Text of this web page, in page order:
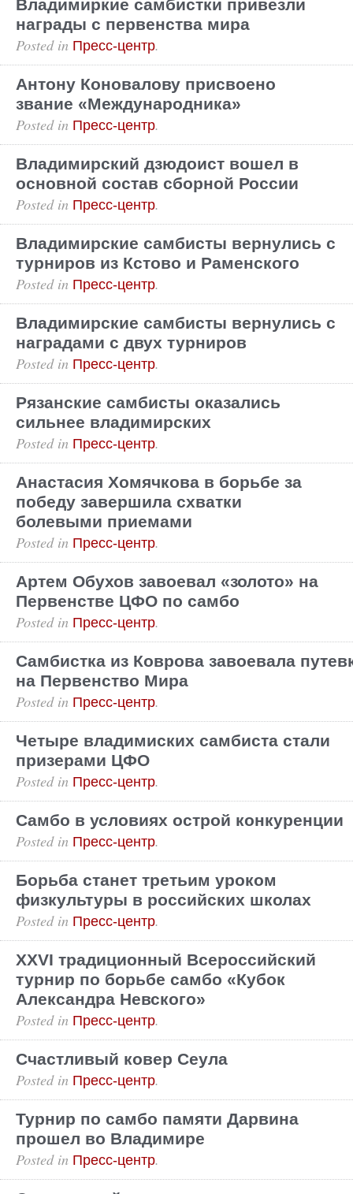
Владимиркие самбистки привезли
награды с первенства мира
Posted in Пресс-центр.
Антону Коновалову присвоено
звание «Международника»
Posted in Пресс-центр.
Владимирский дзюдоист вошел в
основной состав сборной России
Posted in Пресс-центр.
Владимирские самбисты вернулись с
турниров из Кстово и Раменского
Posted in Пресс-центр.
Владимирские самбисты вернулись с
наградами с двух турниров
Posted in Пресс-центр.
Рязанские самбисты оказались
сильнее владимирских
Posted in Пресс-центр.
Анастасия Хомячкова в борьбе за
победу завершила схватки
болевыми приемами
Posted in Пресс-центр.
Артем Обухов завоевал «золото» на
Первенстве ЦФО по самбо
Posted in Пресс-центр.
Самбистка из Коврова завоевала
на Первенство Мира
Posted in Пресс-центр.
Четыре владимиских самбиста стали
призерами ЦФО
Posted in Пресс-центр.
Самбо в условиях острой конкуренции
Posted in Пресс-центр.
Борьба станет третьим уроком
физкультуры в российских школах
Posted in Пресс-центр.
XXVI традиционный Всероссийский
турнир по борьбе самбо «Кубок
Александра Невского»
Posted in Пресс-центр.
Счастливый ковер Сеула
Posted in Пресс-центр.
Турнир по самбо памяти Дарвина
прошел во Владимире
Posted in Пресс-центр.